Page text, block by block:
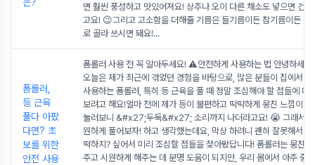
면 훨씬 풍성하고 맛있어져요! 상추나 오이 다른 채소도 넣으면 건
고요! 😉그리고 고소함을 더해줄 기름은 들기름이든 참기름이든 민
로 골라 쓰시면 돼요!...
폼롤러,
등 근육
풀다 아팠
다면? 초
보를 위한
안전 사용
폼롤러 사용 전 꼭 알아두세요! ⚠️안전하게 사용하는 법 안녕하세요
오늘은 제가 최근에 겪었던 경험을 바탕으로, 많은 분들이 집에서
사용하는 폼롤러, 특히 등 근육을 풀 때 정말 조심해야 할 점들에 대
보려고 해요!얼마 전에 제가 등이 불편하고 딱딱하게 뭉친 느낌이
눌러보니 &#x27;두둑&#x27; 소리까지 나더라고요! 😭 그래서
원하게 풀어보자! 하고 생각했는데요, 막상 하려니 괜히 잘못해서
떡하지? 싶어서 미리 조심할 점들을 찾아봤답니다! 폼롤러는 뭉친
주고 시원하게 해주는 데 분명 도움이 되지만, 우리 몸에서 아주 중